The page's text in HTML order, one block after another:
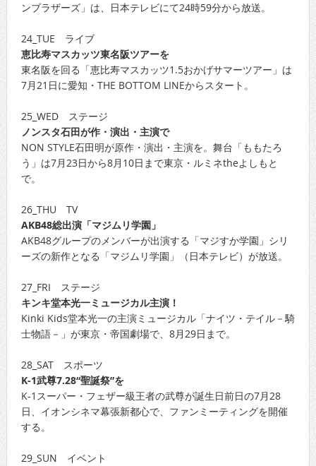
ンブラザーズ」は、日本テレビにて24時59分から放送。
24_TUE ライブ
恵比寿マスカッツ東名阪ツアーを
東名阪を回る「恵比寿マスカッツ1.5おかげサマーツアー」は
7月21日に愛知・THE BOTTOM LINEからスタート。
25_WED ステージ
ノンスタ石田が作・演出・主演で
NON STYLE石田明が原作・演出・主演を。舞台「ももたろ
う」は7月23日から8月10日まで東京・ルミネtheよしもと
で。
26_THU TV
AKB48総出演「マジムリ学園」
AKB48グループのメンバーが出演する「マジすか学園」シリ
ーズの新作となる「マジムリ学園」（日本テレビ）が放送。
27_FRI ステージ
キンキ堂本光一ミュージカル主演！
Kinki Kids堂本光一の主演ミュージカル「ナイツ・テイル－騎
士物語－」が東京・帝国劇場で、8月29日まで。
28_SAT スポーツ
K-1武尊7.28“聖誕祭”を
K-1スーパー・フェザー級王者の武尊が誕生日前日の7月28
日、イオンシネマ幕張新都心で、ファンミーティングを開催
する。
29_SUN イベント